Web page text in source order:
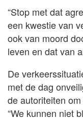
“Stop met dat
een kwestie van
ook van moord
leven en dat van
De
met de dag
de autoriteiten
“We kunnen niet